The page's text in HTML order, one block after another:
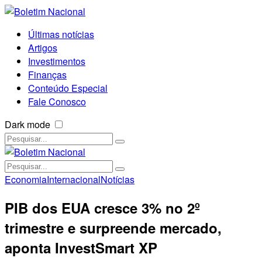
Últimas notícias
Artigos
Investimentos
Finanças
Conteúdo Especial
Fale Conosco
Dark mode
EconomiaInternacionalNotícias
PIB dos EUA cresce 3% no 2º
trimestre e surpreende mercado,
aponta InvestSmart XP